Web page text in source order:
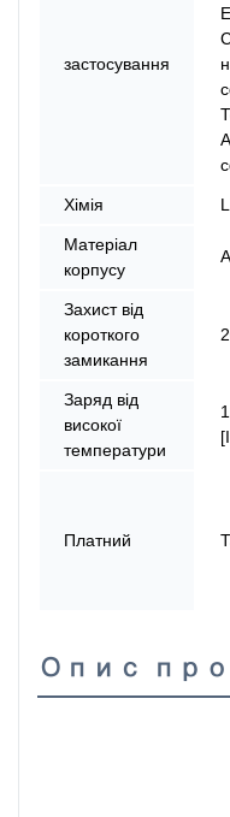
застосування
Хімія
Матеріал
корпусу
Захист від
короткого
замикання
Заряд від
високої
температури
Платний
Опис